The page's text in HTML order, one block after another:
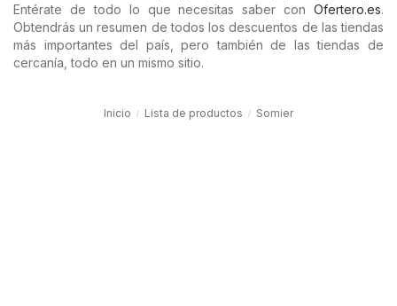
Entérate de todo lo que necesitas saber con Ofertero.es.
Obtendrás un resumen de todos los descuentos de las tiendas
más importantes del país, pero también de las tiendas de
cercanía, todo en un mismo sitio.
Inicio Lista de productos Somier